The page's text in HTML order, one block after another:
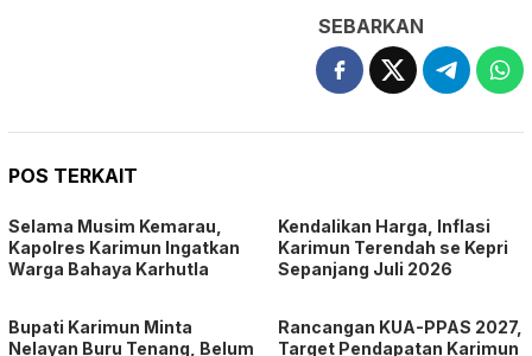
SEBARKAN
POS TERKAIT
Selama Musim Kemarau,
Kapolres Karimun Ingatkan
Warga Bahaya Karhutla
Kendalikan Harga, Inflasi
Karimun Terendah se Kepri
Sepanjang Juli 2026
Bupati Karimun Minta
Nelayan Buru Tenang, Belum
Rancangan KUA-PPAS 2027,
Target Pendapatan Karimun